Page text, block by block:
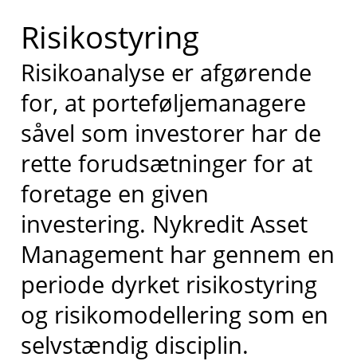
Risikostyring
Risikoanalyse er afgørende
for, at porteføljemanagere
såvel som investorer har de
rette forudsætninger for at
foretage en given
investering. Nykredit Asset
Management har gennem en
periode dyrket risikostyring
og risikomodellering som en
selvstændig disciplin.